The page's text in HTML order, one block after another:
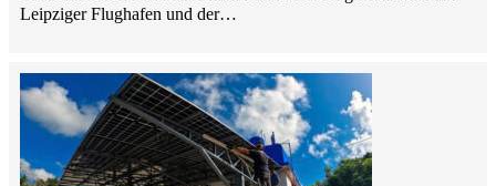
Leipziger Flughafen und der…